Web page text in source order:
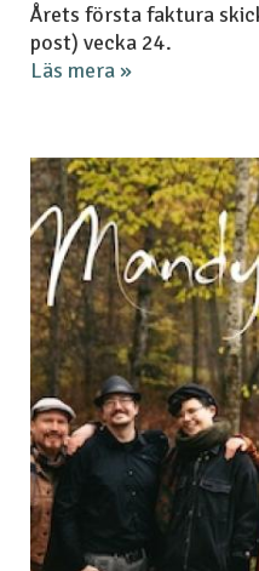
Årets första faktura
post) vecka 24.
Läs mera »